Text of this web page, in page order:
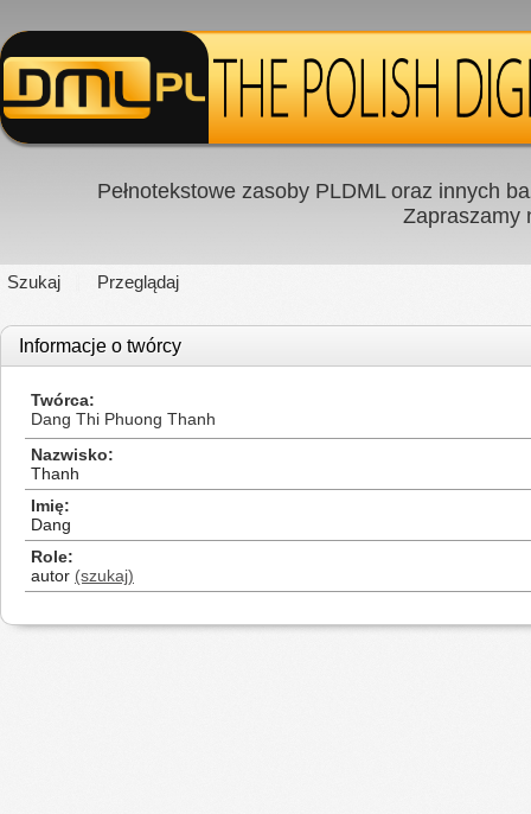
Pełnotekstowe zasoby PLDML oraz innych
Zapraszamy
Szukaj Przeglądaj
Informacje o twórcy
Twórca
Dang Thi Phuong Thanh
Nazwisko
Thanh
Imię
Dang
Role
autor (szukaj)